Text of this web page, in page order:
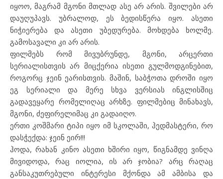
იყოო, მაგრამ მგონი მთლად ასე არ არის. შვილები არ
დაუღუპავს. უბრალოდ, ეს ბედისწერა იყო. ასეთი
ნიჭიერება და ასეთი უბედურება. მოხდება ხოლმე.
გამოსავალი კი არ არის.
ფილმებს რომ მივუბრუნდე, მგონი, არცერთი
სერიალისთვის არ მიცქერია ისეთი გულმოდგინებით,
როგორც ჯეინ ეარისთვის. მაშინ, საბჭოთა დროში იყო
ეგ სერიალი და მერე სხვა ვერსიას ინგლისშიც
გადავეყარე რომელიღაც არხზე. ფილმებიც მინახავს,
მგონი, ძეფირელიმაც კი გადაიღო.
ერთი კოშმარი ტიპი იყო იმ სკოლაში, ჰედმასტერი, რო
დასჭექდა: ჯეინ ეირ!!!
ჰოდა, რახან კინო ასეთი ხშირი იყო, წიგნამდე ვინღა
მივიდოდა, რაც იოლია, ის არ ჯობია? არც რაღაც
განსაკუთრებული ინტერესი მქონდა ამ ამბისა და